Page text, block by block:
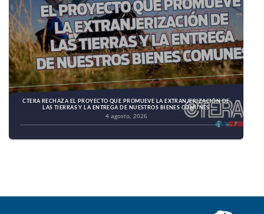
CTERA RECHAZA EL PROYECTO QUE PROMUEVE LA EXTRANJERIZACIÓN DE
LAS TIERRAS Y LA ENTREGA DE NUESTROS BIENES COMUNES
4 agosto, 2026